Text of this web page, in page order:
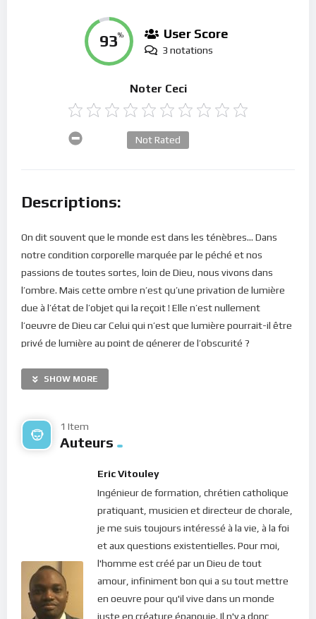
93% User Score
3 notations
Noter Ceci
Not Rated
Descriptions:
On dit souvent que le monde est dans les ténèbres… Dans
notre condition corporelle marquée par le péché et nos
passions de toutes sortes, loin de Dieu, nous vivons dans
l’ombre. Mais cette ombre n’est qu’une privation de lumière
due à l’état de l’objet qui la reçoit ! Elle n’est nullement
l’oeuvre de Dieu car Celui qui n’est que lumière pourrait-il être
privé de lumière au point de génerer de l’obscurité ?
De la même manière que le mal permet de reconnaître le bien
et que l’ignorance a pour but de caractériser l’intelligence, les
reconnaître la lumière. Néanmoins, nous savons que celui qui
vit dans l’obscurité ne vit pas, il survit puisqu’il marche comme
choix sécuritaires. D’où la peur et le doute qui troublent les
coeurs. Et pourtant, le Seigneur est venu nous montrer le
chemin de la lumière afin que par elle, nous soyons comblé(e)
de sa vie en abondance (Jean 10. 10). Dieu ne veut donc que la
vie et la lumière pour ses brebis. Il le dit dans ces passages de
l’Évangile : “
Je suis la lumière du monde; celui qui me suit ne
marchera pas dans les ténèbres, mais il aura la lumière de la
vie” (Jean 8. 12); ou encore : “Je vous ai dit ces choses, afin
SHOW MORE
1 Item
Auteurs
Eric Vitouley
Ingénieur de formation, chrétien catholique
pratiquant, musicien et directeur de chorale,
je me suis toujours intéressé à la vie, à la foi
et aux questions existentielles. Pour moi,
l'homme est créé par un Dieu de tout
amour, infiniment bon qui a su tout mettre
en oeuvre pour qu'il vive dans un monde
juste en créature épanouie. Il n'y a donc